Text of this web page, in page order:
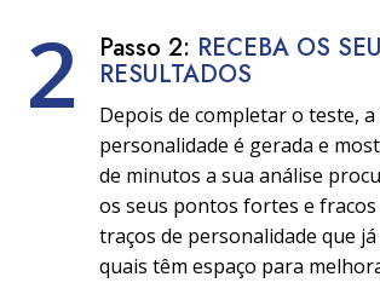
2 Passo 2: RECEBA OS
RESULTADOS
Depois de completar o teste, a
personalidade é gerada e
de minutos a sua análise
os seus pontos fortes e
traços de personalidade que
quais têm espaço para